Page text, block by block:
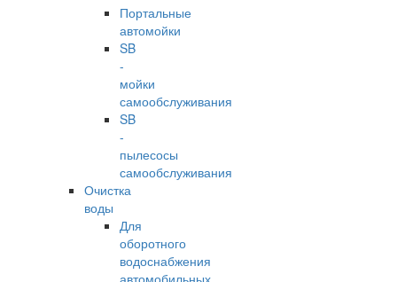
Портальные
автомойки
SB
-
мойки
самообслуживания
SB
-
пылесосы
самообслуживания
Очистка
воды
Для
оборотного
водоснабжения